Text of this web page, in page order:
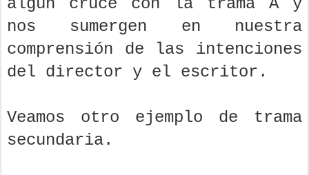
nos sumergen en nuestra
comprensión de las intenciones
del director y el escritor.
Veamos otro ejemplo de trama
secundaria.